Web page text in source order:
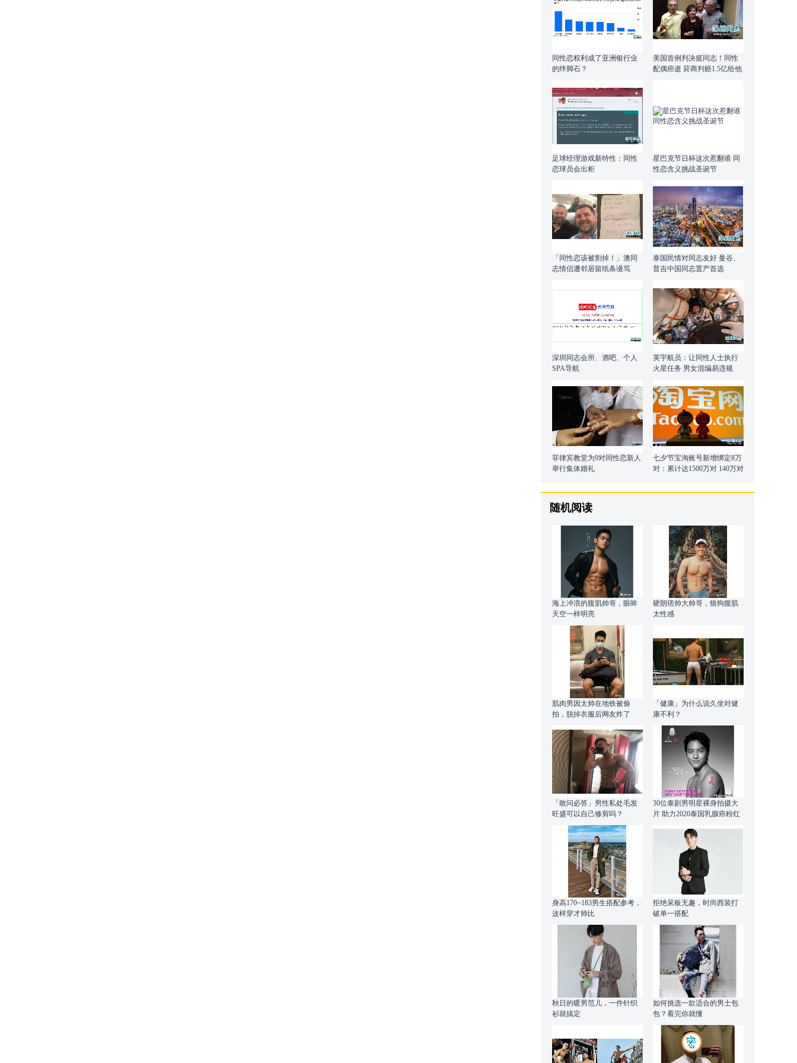
同性恋权利成了亚洲银行业
的绊脚石？
美国首例判决挺同志！同性
配偶癌逝 菸商判赔1.5亿给他
足球经理游戏新特性：同性
恋球员会出柜
星巴克节日杯这次惹翻谁 同
性恋含义挑战圣诞节
「同性恋该被割掉！」澳同
志情侣遭邻居留纸条谩骂
泰国民情对同志友好 曼谷、
普吉中国同志置产首选
深圳同志会所、酒吧、个人
SPA导航
英宇航员：让同性人士执行
火星任务 男女混编易违规
菲律宾教堂为9对同性恋新人
举行集体婚礼
七夕节宝淘账号新增绑定8万
对：累计达1500万对 140万对
随机阅读
海上冲浪的腹肌帅哥，眼眸
天空一样明亮
硬朗痞帅大帅哥，狼狗腹肌
太性感
肌肉男因太帅在地铁被偷
拍，脱掉衣服后网友炸了
「健康」为什么说久坐对健
康不利？
「敢问必答」男性私处毛发
旺盛可以自己修剪吗？
30位泰剧男明星裸身拍摄大
片 助力2020泰国乳腺癌粉红
身高170~183男生搭配参考，
这样穿才帅比
拒绝呆板无趣，时尚西装打
破单一搭配
秋日的暖男范儿，一件针织
衫就搞定
如何挑选一款适合的男士包
包？看完你就懂